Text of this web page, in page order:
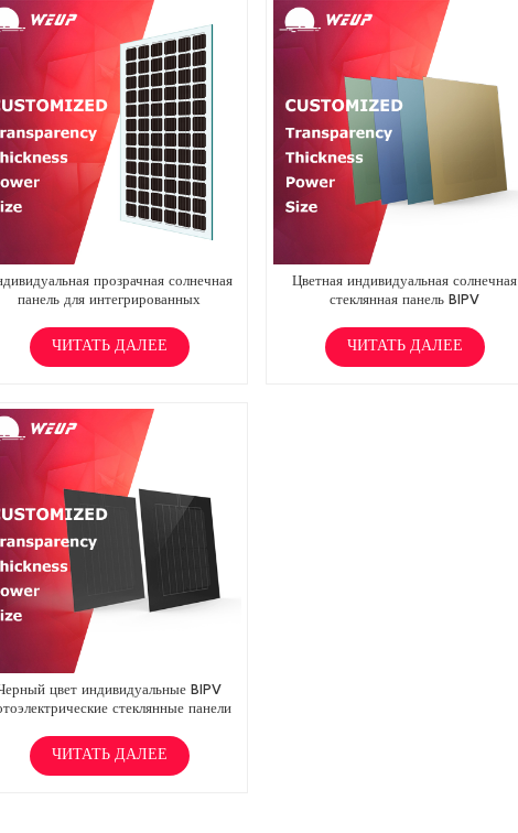
прозрачная солнечная
панель для интегрированных
ЧИТАТЬ ДАЛЕЕ
Цветная индивидуальная солнечная
стеклянная панель BIPV
ЧИТАТЬ ДАЛЕЕ
цвет индивидуальные BIPV
стеклянные панели
ЧИТАТЬ ДАЛЕЕ